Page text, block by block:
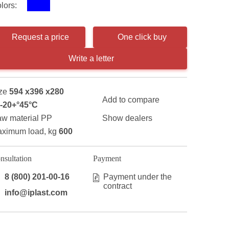
Request a price One click buy
Write a letter
594 x396 x280
-20+°45°С
material PP
load, kg 600
Add to compare
Show dealers
8 (800) 201-00-16
info@iplast.com
Payment
Payment under the
contract